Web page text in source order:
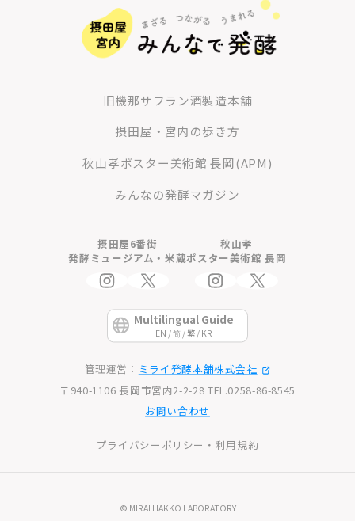
旧機那サフラン酒製造本舗
摂田屋・宮内の歩き方
秋山孝ポスター美術館 長岡(APM)
みんなの発酵マガジン
摂田屋6番街
発酵ミュージアム・米蔵
秋山孝
ポスター美術館 長岡
Multilingual Guide
EN / 简 / 繁 / KR
管理運営： ミライ発酵本舗株式会社
〒940-1106 長岡市宮内2-2-28 TEL.0258-86-8545
お問い合わせ
プライバシーポリシー・利用規約
© MIRAI HAKKO LABORATORY